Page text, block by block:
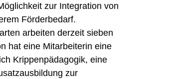
zur Integration von
Förderbedarf.
arbeiten derzeit sieben
hat eine Mitarbeiterin eine
Krippenpädagogik, eine
zur